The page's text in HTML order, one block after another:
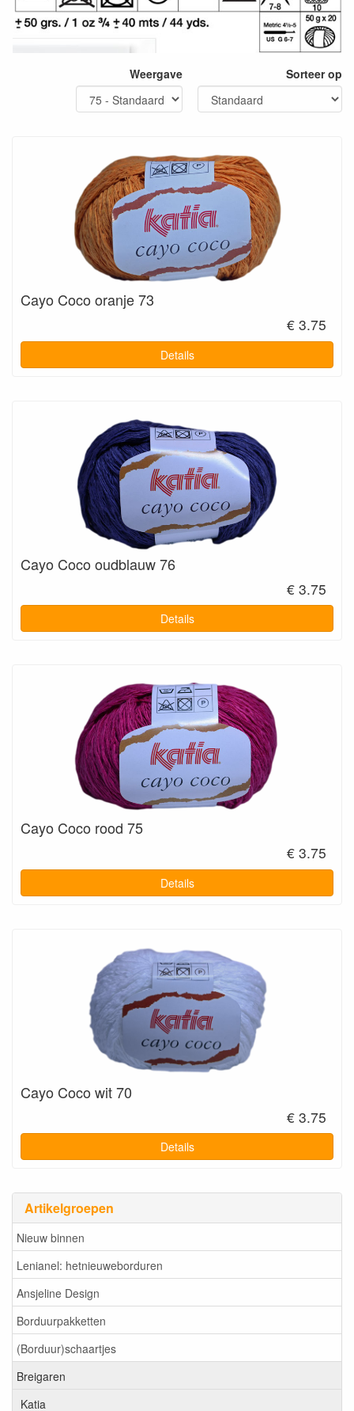
Artikelgroepen
Nieuw binnen
Lenianel: hetnieuweborduren
Ansjeline Design
Borduurpakketten
(Borduur)schaartjes
Breigaren
Katia
Weergave Sorteer op
Cayo Coco oranje 73
€ 3.75
Details
Cayo Coco oudblauw 76
€ 3.75
Details
Cayo Coco rood 75
€ 3.75
Details
Cayo Coco wit 70
€ 3.75
Details